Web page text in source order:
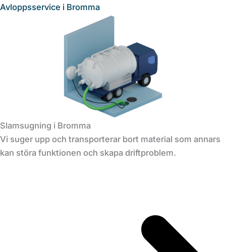
Avloppsservice i Bromma
Slamsugning i Bromma
Vi suger upp och transporterar bort material som annars
kan störa funktionen och skapa driftproblem.